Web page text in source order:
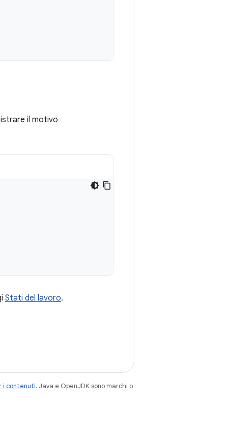
il motivo
Stati del lavoro.
i contenuti. Java e OpenJDK sono marchi o